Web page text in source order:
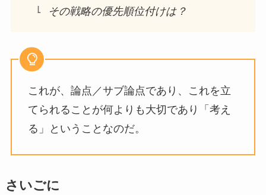
その戦略の優先順位付けは？
これが、論点／サブ論点であり、これを立
てられることが何よりも大切であり「考え
る」ということなのだ。
さいごに